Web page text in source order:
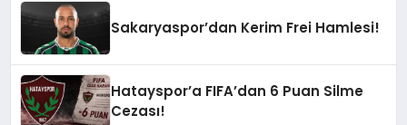
Sakaryaspor’dan Kerim Frei Hamlesi!
Hatayspor’a FIFA’dan 6 Puan Silme
Cezası!